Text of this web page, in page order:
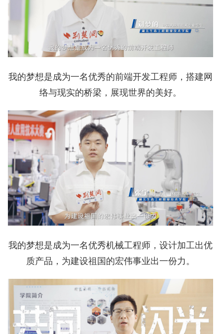
我的梦想是成为一名优秀的前端开发工程师，搭建网
络与现实的桥梁，展现世界的美好。
我的梦想是成为一名优秀机械工程师，设计加工出优
质产品，为建设祖国的宏伟事业出一份力。